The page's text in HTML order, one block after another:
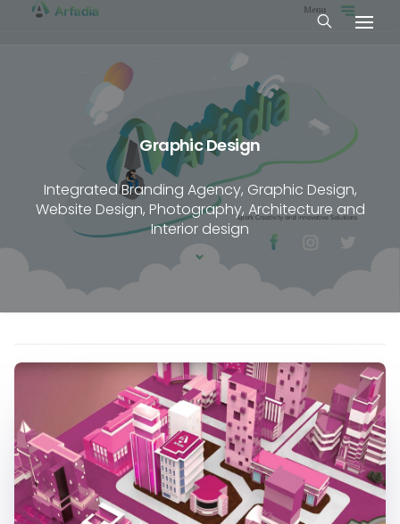
Graphic Design
Integrated Branding Agency, Graphic Design,
Website Design, Photography, Architecture and
Interior design